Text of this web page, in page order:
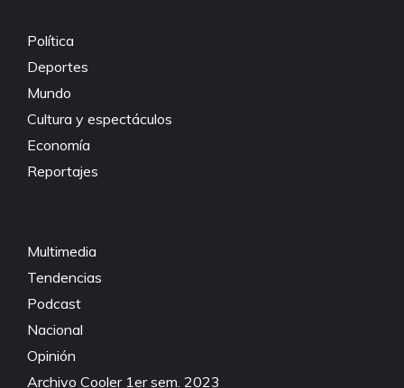
Política
Deportes
Mundo
Cultura y espectáculos
Economía
Reportajes
Multimedia
Tendencias
Podcast
Nacional
Opinión
Archivo Cooler 1er sem. 2023